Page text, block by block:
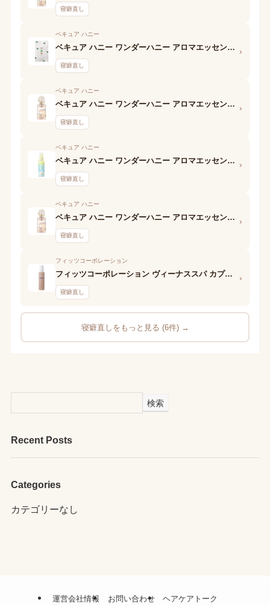
寝癖直し
ベキュア ハニー
ベキュア ハニー ワンダーハニー アロマエッセンスシャワー n 朝摘みマートル
寝癖直し
›
ベキュア ハニー
ベキュア ハニー ワンダーハニー アロマエッセンスシャワー n 摘みたてブーケ
寝癖直し
›
ベキュア ハニー
ベキュア ハニー ワンダーハニー アロマエッセンスシャワー n シトラスソルベ
寝癖直し
›
ベキュア ハニー
ベキュア ハニー ワンダーハニー アロマエッセンスシャワー n お花のジュレ
寝癖直し
›
フィッツコーポレーション
フィッツコーポレーション ヴィーナススパ カプセルヘアフレグランスグリーンローズ&ジャスミン
寝癖直し
›
寝癖直しをもっと見る (6件) →
検索
Recent Posts
Categories
カテゴリーなし
運営会社情報 お問い合わせ ヘアケアトーク